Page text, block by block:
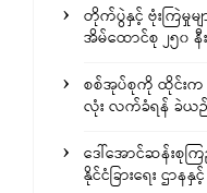
တိုက်ပွဲနှင့် ဗုံးကြဲမှုမ
အိမ်ထောင်စု ၂၅၀ နီ
စစ်အုပ်စုကို ထိုင်း
လုံး လက်ခံရန် ခဲယ
ဒေါ်အောင်ဆန်းစုက
နိုင်ငံခြားရေး ဌာ